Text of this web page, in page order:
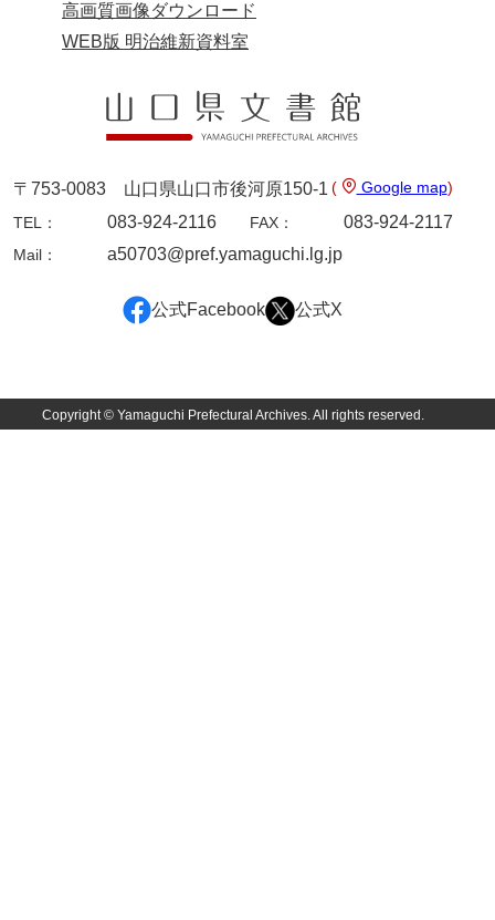
高画質画像ダウンロード
WEB版 明治維新資料室
〒753-0083 山口県山口市後河原150-1 ( Google map)
TEL：
083-924-2116 FAX： 083-924-2117
Mail： a50703@pref.yamaguchi.lg.jp
公式Facebook 公式X
Copyright © Yamaguchi Prefectural Archives. All rights reserved.